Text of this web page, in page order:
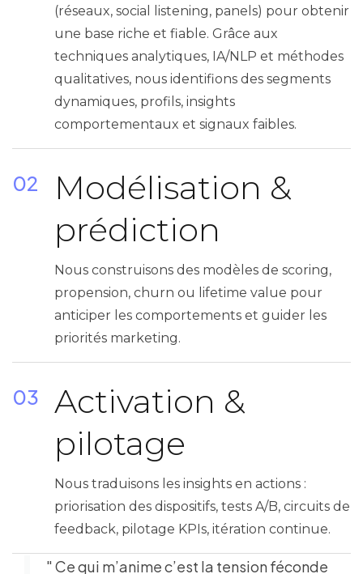
(réseaux, social listening, panels) pour obtenir
une base riche et fiable. Grâce aux
techniques analytiques, IA/NLP et méthodes
qualitatives, nous identifions des segments
dynamiques, profils, insights
comportementaux et signaux faibles.
02
Modélisation &
prédiction
Nous construisons des modèles de scoring,
propension, churn ou lifetime value pour
anticiper les comportements et guider les
priorités marketing.
03
Activation &
pilotage
Nous traduisons les insights en actions :
priorisation des dispositifs, tests A/B, circuits de
feedback, pilotage KPIs, itération continue.
" Ce qui m’anime c’est la tension féconde